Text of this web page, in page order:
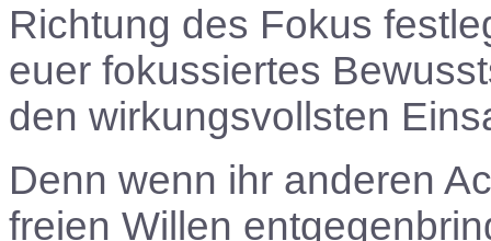
Richtung des Fokus
euer fokussiertes
den wirkungsvollsten
Denn wenn ihr anderen
freien Willen